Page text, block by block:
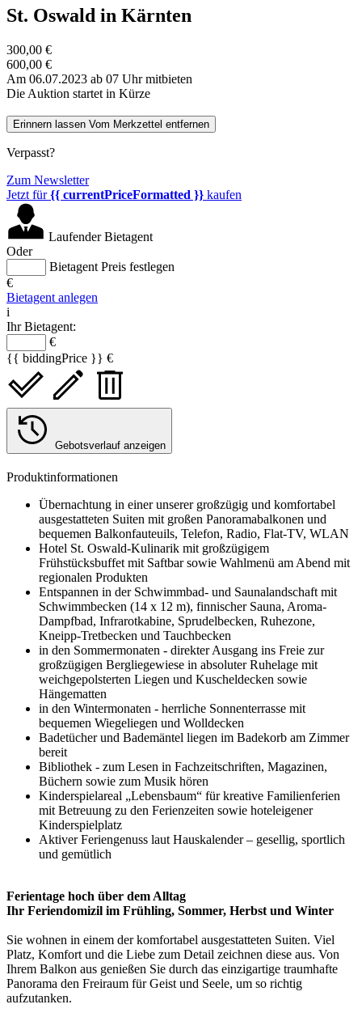
St. Oswald in Kärnten
300,00 €
600,00 €
Am 06.07.2023 ab 07 Uhr mitbieten
Die Auktion startet in Kürze
Erinnern lassen Vom Merkzettel entfernen
Verpasst?
Zum Newsletter
Jetzt für{{ currentPriceFormatted }} kaufen
Laufender Bietagent
Oder
Bietagent Preis festlegen
€
Bietagent anlegen
i
Ihr Bietagent:
€
{{ biddingPrice }} €
Gebotsverlauf anzeigen
Produktinformationen
Übernachtung in einer unserer großzügig und komfortabel
ausgestatteten Suiten mit großen Panoramabalkonen und
bequemen Balkonfauteuils, Telefon, Radio, Flat-TV, WLAN
Hotel St. Oswald-Kulinarik mit großzügigem
Frühstücksbuffet mit Saftbar sowie Wahlmenü am Abend mit
regionalen Produkten
Entspannen in der Schwimmbad- und Saunalandschaft mit
Schwimmbecken (14 x 12 m), finnischer Sauna, Aroma-
Dampfbad, Infrarotkabine, Sprudelbecken, Ruhezone,
Kneipp-Tretbecken und Tauchbecken
in den Sommermonaten - direkter Ausgang ins Freie zur
großzügigen Bergliegewiese in absoluter Ruhelage mit
weichgepolsterten Liegen und Kuscheldecken sowie
Hängematten
in den Wintermonaten - herrliche Sonnenterrasse mit
bequemen Wiegeliegen und Wolldecken
Badetücher und Bademäntel liegen im Badekorb am Zimmer
bereit
Bibliothek - zum Lesen in Fachzeitschriften, Magazinen,
Büchern sowie zum Musik hören
Kinderspielareal „Lebensbaum“ für kreative Familienferien
mit Betreuung zu den Ferienzeiten sowie hoteleigener
Kinderspielplatz
Aktiver Feriengenuss laut Hauskalender – gesellig, sportlich
und gemütlich
Ferientage hoch über dem Alltag
Ihr Feriendomizil im Frühling, Sommer, Herbst und Winter
Sie wohnen in einem der komfortabel ausgestatteten Suiten. Viel
Platz, Komfort und die Liebe zum Detail zeichnen diese aus. Von
Ihrem Balkon aus genießen Sie durch das einzigartige traumhafte
Panorama den Freiraum für Geist und Seele, um so richtig
aufzutanken.